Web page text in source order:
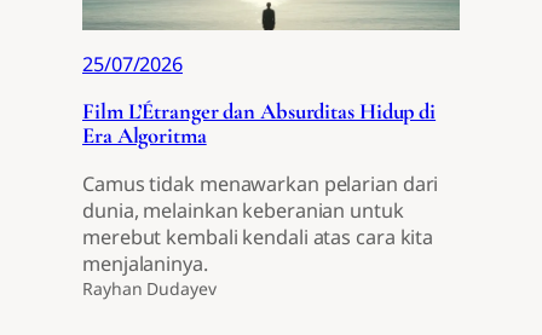
25/07/2026
Film L’Étranger dan Absurditas Hidup di
Era Algoritma
Camus tidak menawarkan pelarian dari
dunia, melainkan keberanian untuk
merebut kembali kendali atas cara kita
menjalaninya.
Rayhan Dudayev